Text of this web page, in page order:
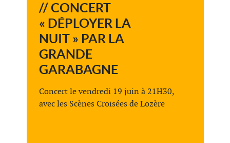
// CONCERT
« DÉPLOYER LA
NUIT » PAR LA
GRANDE
GARABAGNE
Concert le vendredi 19 juin à 21H30,
avec les Scènes Croisées de Lozère